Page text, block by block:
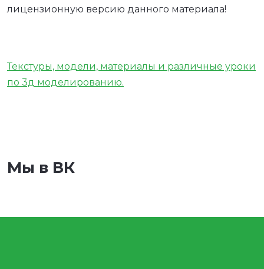
лицензионную версию данного материала!
Текстуры, модели, материалы и различные уроки
по 3д моделированию.
Мы в ВК